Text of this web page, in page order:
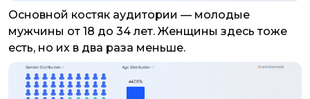
Основной костяк аудитории — молодые
мужчины от 18 до 34 лет. Женщины здесь тоже
есть, но их в два раза меньше.